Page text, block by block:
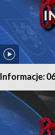
Informacje: